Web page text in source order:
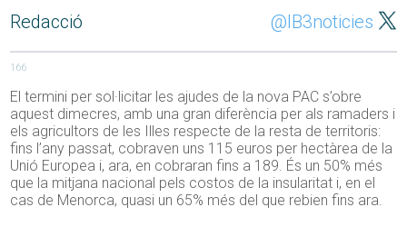
Redacció @IB3noticies
166
El termini per sol·licitar les ajudes de la nova PAC s’obre
aquest dimecres, amb una gran diferència per als ramaders i
els agricultors de les Illes respecte de la resta de territoris:
fins l’any passat, cobraven uns 115 euros per hectàrea de la
Unió Europea i, ara, en cobraran fins a 189. És un 50% més
que la mitjana nacional pels costos de la insularitat i, en el
cas de Menorca, quasi un 65% més del que rebien fins ara.